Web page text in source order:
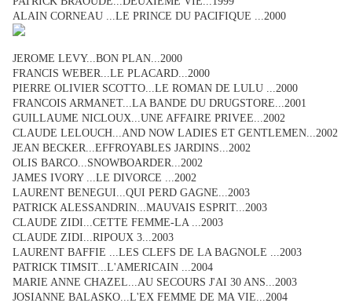
ALAIN CORNEAU ...LE PRINCE DU PACIFIQUE ...2000
JEROME LEVY...BON PLAN...2000
FRANCIS WEBER...LE PLACARD...2000
PIERRE OLIVIER SCOTTO...LE ROMAN DE LULU ...2000
FRANCOIS ARMANET...LA BANDE DU DRUGSTORE...2001
GUILLAUME NICLOUX...UNE AFFAIRE PRIVEE...2002
CLAUDE LELOUCH...AND NOW LADIES ET GENTLEMEN...2002
JEAN BECKER...EFFROYABLES JARDINS...2002
OLIS BARCO...SNOWBOARDER...2002
JAMES IVORY ...LE DIVORCE ...2002
LAURENT BENEGUI...QUI PERD GAGNE...2003
PATRICK ALESSANDRIN...MAUVAIS ESPRIT...2003
CLAUDE ZIDI...CETTE FEMME-LA ...2003
CLAUDE ZIDI...RIPOUX 3...2003
LAURENT BAFFIE ...LES CLEFS DE LA BAGNOLE ...2003
PATRICK TIMSIT...L'AMERICAIN ...2004
MARIE ANNE CHAZEL...AU SECOURS J'AI 30 ANS...2003
JOSIANNE BALASKO...L'EX FEMME DE MA VIE...2004